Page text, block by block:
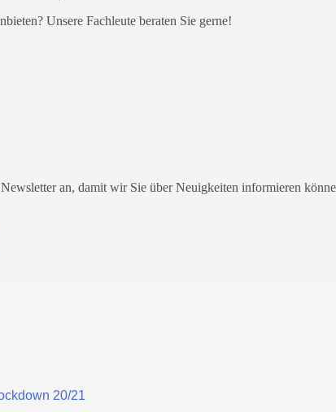
Unsere Fachleute beraten Sie gerne!
an, damit wir Sie über Neuigkeiten informieren
20/21